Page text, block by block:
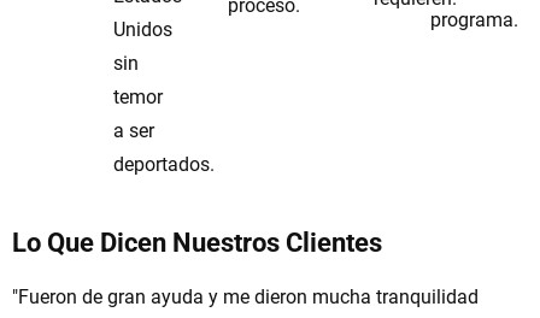
Unidos
sin
temor
a ser
deportados.
proceso.
programa.
Lo Que Dicen Nuestros Clientes
"Fueron de gran ayuda y me dieron mucha tranquilidad